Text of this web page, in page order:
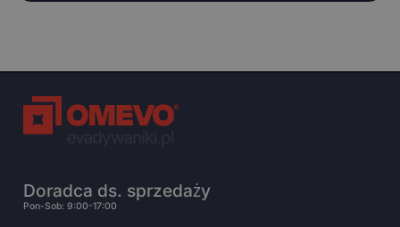
Doradca ds. sprzedaży
Pon-Sob: 9:00-17:00